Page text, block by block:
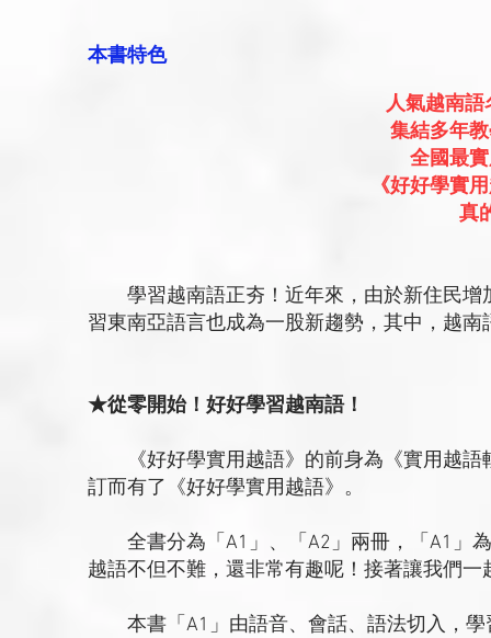
本書特色
人氣越南
集結多年
全國最
《好好學實
真
學習越南語正夯！近年來，由於新住民增
習東南亞語言也成為一股新趨勢，其中，越
★從零開始！好好學習越南語！
《好好學實用越語》的前身為《實用越語
訂而有了《好好學實用越語》。
全書分為「A1」、「A2」兩冊，「A1」為
越語不但不難，還非常有趣呢！接著讓我們
本書「A1」由語音、會話、語法切入，學